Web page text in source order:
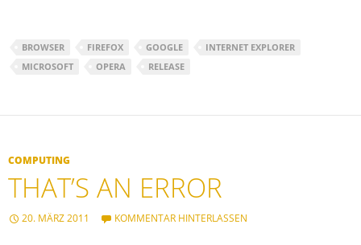
BROWSER FIREFOX GOOGLE
INTERNET EXPLORER
MICROSOFT
OPERA RELEASE
COMPUTING
THAT’S AN ERROR
20. MÄRZ 2011 KOMMENTAR HINTERLASSEN